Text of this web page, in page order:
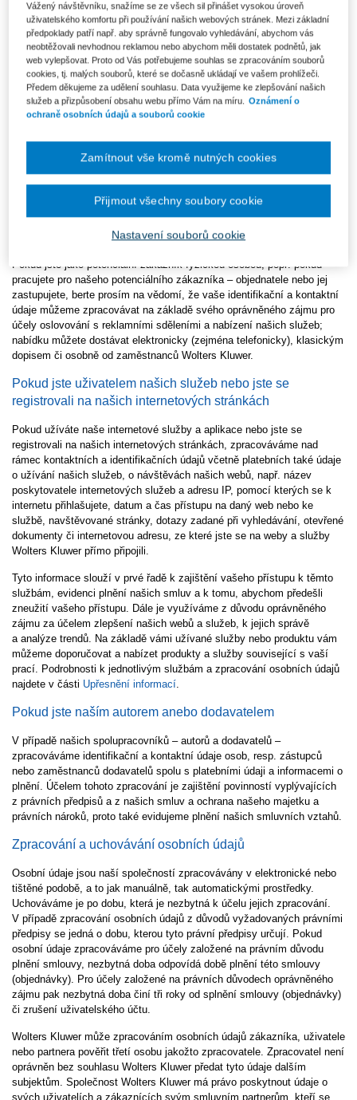
vývoje našich služeb, tedy z důvodu našeho oprávněného zájmu.
Pokud jste zástupcem našeho zákazníka nebo jeho
zaměstnancem
Pokud pracujete pro našeho zákazníka – objednatele nebo jej
zastupujete, berte prosím na vědomí, že vaše identifikační a kontaktní
údaje a údaje o využívání služeb a produktů zpracováváme, abychom
evidence plnění a využívání služeb a produktů naší společnosti. Opět
se tedy jedná o náš oprávněný zájem. Z důvodu oprávněného zájmu
vás také můžeme oslovovat s reklamními sděleními a nabízet své
Pokud jste potenciálním zákazníkem nebo jeho zástupcem
Pokud jste jako potenciální zákazník fyzickou osobou, popř. pokud
pracujete pro našeho potenciálního zákazníka – objednatele nebo jej
zastupujete, berte prosím na vědomí, že vaše identifikační a kontaktní
údaje můžeme zpracovávat na základě svého oprávněného zájmu pro
účely oslovování s reklamními sděleními a nabízení našich služeb;
nabídku můžete dostávat elektronicky (zejména telefonicky), klasickým
dopisem či osobně od zaměstnanců Wolters Kluwer.
Pokud jste uživatelem našich služeb nebo jste se
registrovali na našich internetových stránkách
Pokud užíváte naše internetové služby a aplikace nebo jste se
registrovali na našich internetových stránkách, zpracováváme nad
rámec kontaktních a identifikačních údajů včetně platebních také údaje
o užívání našich služeb, o návštěvách našich webů, např. název
poskytovatele internetových služeb a adresu IP, pomocí kterých se k
internetu přihlašujete, datum a čas přístupu na daný web nebo ke
službě, navštěvované stránky, dotazy zadané při vyhledávání, otevřené
dokumenty či internetovou adresu, ze které jste se na weby a služby
Wolters Kluwer přímo připojili.
Tyto informace slouží v prvé řadě k zajištění vašeho přístupu k těmto
službám, evidenci plnění našich smluv a k tomu, abychom předešli
zneužití vašeho přístupu. Dále je využíváme z důvodu oprávněného
zájmu za účelem zlepšení našich webů a služeb, k jejich správě
a analýze trendů. Na základě vámi užívané služby nebo produktu vám
můžeme doporučovat a nabízet produkty a služby související s vaší
prací. Podrobnosti k jednotlivým službám a zpracování osobních údajů
najdete v části Upřesnění informací.
Pokud jste naším autorem anebo dodavatelem
V případě našich spolupracovníků – autorů a dodavatelů –
zpracováváme identifikační a kontaktní údaje osob, resp. zástupců
nebo zaměstnanců dodavatelů spolu s platebními údaji a informacemi o
plnění. Účelem tohoto zpracování je zajištění povinností vyplývajících
z právních předpisů a z našich smluv a ochrana našeho majetku a
právních nároků, proto také evidujeme plnění našich smluvních vztahů.
Zpracování a uchovávání osobních údajů
Osobní údaje jsou naší společností zpracovávány v elektronické nebo
tištěné podobě, a to jak manuálně, tak automatickými prostředky.
Uchováváme je po dobu, která je nezbytná k účelu jejich zpracování.
V případě zpracování osobních údajů z důvodů vyžadovaných právními
předpisy se jedná o dobu, kterou tyto právní předpisy určují. Pokud
osobní údaje zpracováváme pro účely založené na právním důvodu
plnění smlouvy, nezbytná doba odpovídá době plnění této smlouvy
(objednávky). Pro účely založené na právních důvodech oprávněného
zájmu pak nezbytná doba činí tři roky od splnění smlouvy (objednávky)
či zrušení uživatelského účtu.
Wolters Kluwer může zpracováním osobních údajů zákazníka, uživatele
nebo partnera pověřit třetí osobu jakožto zpracovatele. Zpracovatel není
oprávněn bez souhlasu Wolters Kluwer předat tyto údaje dalším
subjektům. Společnost Wolters Kluwer má právo poskytnout údaje o
svých uživatelích a zákaznících svým smluvním partnerům, kteří se
Vážený návštěvníku, snažíme se ze všech sil přinášet vysokou úroveň
uživatelského komfortu při používání našich webových stránek. Mezi základní
předpoklady patří např. aby správně fungovalo vyhledávání, abychom vás
neobtěžovali nevhodnou reklamou nebo abychom měli dostatek podnětů, jak
web vylepšovat. Proto od Vás potřebujeme souhlas se zpracováním souborů
cookies, tj. malých souborů, které se dočasně ukládají ve vašem prohlížeči.
Předem děkujeme za udělení souhlasu. Data využijeme ke zlepšování našich
služeb a přizpůsobení obsahu webu přímo Vám na míru. Oznámení o
ochraně osobních údajů a souborů cookie
Nastavení souborů cookie
Zamítnout vše kromě nutných cookies
Přijmout všechny soubory cookie